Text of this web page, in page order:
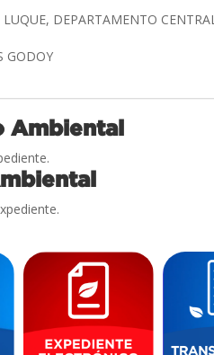
DEPARTAMENTO CENTRAL
GODOY
Ambiental